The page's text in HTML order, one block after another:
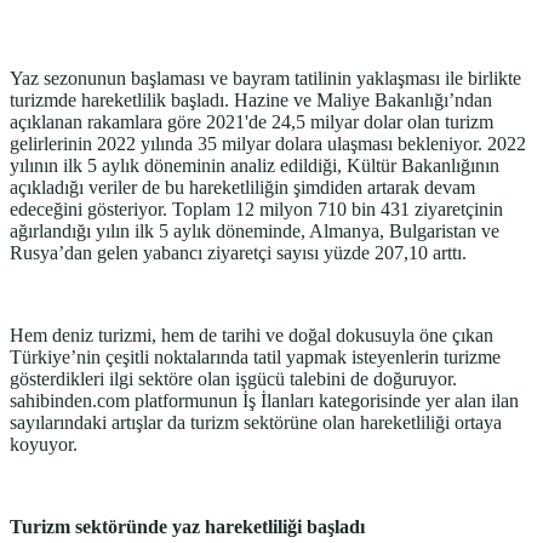
Yaz sezonunun başlaması ve bayram tatilinin yaklaşması ile birlikte
turizmde hareketlilik başladı. Hazine ve Maliye Bakanlığı’ndan
açıklanan rakamlara göre 2021'de 24,5 milyar dolar olan turizm
gelirlerinin 2022 yılında 35 milyar dolara ulaşması bekleniyor. 2022
yılının ilk 5 aylık döneminin analiz edildiği, Kültür Bakanlığının
açıkladığı veriler de bu hareketliliğin şimdiden artarak devam
edeceğini gösteriyor. Toplam 12 milyon 710 bin 431 ziyaretçinin
ağırlandığı yılın ilk 5 aylık döneminde, Almanya, Bulgaristan ve
Rusya’dan gelen yabancı ziyaretçi sayısı yüzde 207,10 arttı.
Hem deniz turizmi, hem de tarihi ve doğal dokusuyla öne çıkan
Türkiye’nin çeşitli noktalarında tatil yapmak isteyenlerin turizme
gösterdikleri ilgi sektöre olan işgücü talebini de doğuruyor.
sahibinden.com platformunun İş İlanları kategorisinde yer alan ilan
sayılarındaki artışlar da turizm sektörüne olan hareketliliği ortaya
koyuyor.
Turizm sektöründe yaz hareketliliği başladı